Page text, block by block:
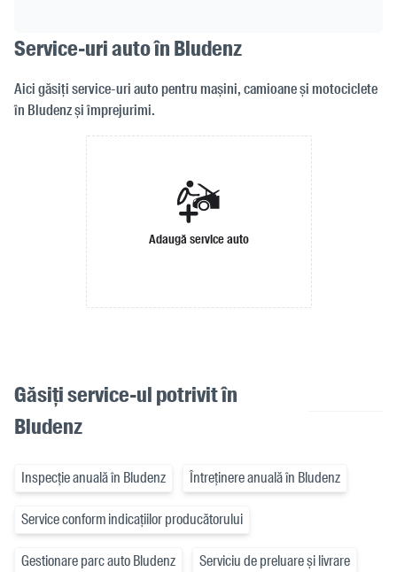
Service-uri auto în Bludenz
Aici găsiți service-uri auto pentru mașini, camioane și motociclete
în Bludenz și împrejurimi.
Adaugă service auto
Găsiți service-ul potrivit în
Bludenz
Inspecție anuală în Bludenz Întreținere anuală în Bludenz
Service conform indicațiilor producătorului
Gestionare parc auto Bludenz Serviciu de preluare și livrare